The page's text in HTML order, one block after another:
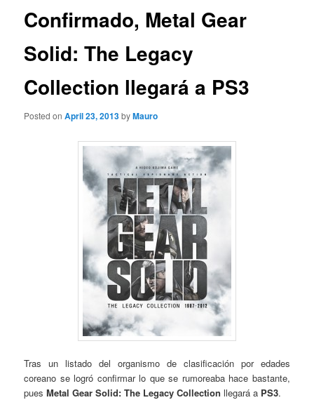
Confirmado, Metal Gear
Solid: The Legacy
Collection llegará a PS3
Posted onApril 23, 2013byMauro
Tras un listado del organismo de clasificación por edades
coreano se logró confirmar lo que se rumoreaba hace bastante,
puesMetal Gear Solid: The Legacy Collection llegará a PS3.